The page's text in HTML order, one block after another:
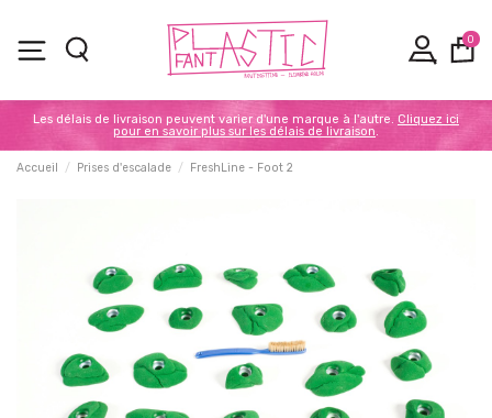
0
Les délais de livraison peuvent varier d'une marque à l'autre. Cliquez ici
pour en savoir plus sur les délais de livraison.
Accueil Prises d'escalade FreshLine - Foot 2